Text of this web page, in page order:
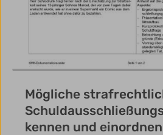
Mögliche
kennen und einordnen